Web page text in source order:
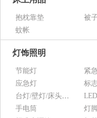
抱枕靠垫
被
蚊帐
灯饰照明
节能灯
应急灯
标
台灯/壁灯/床头灯/落地灯
手电筒
灯